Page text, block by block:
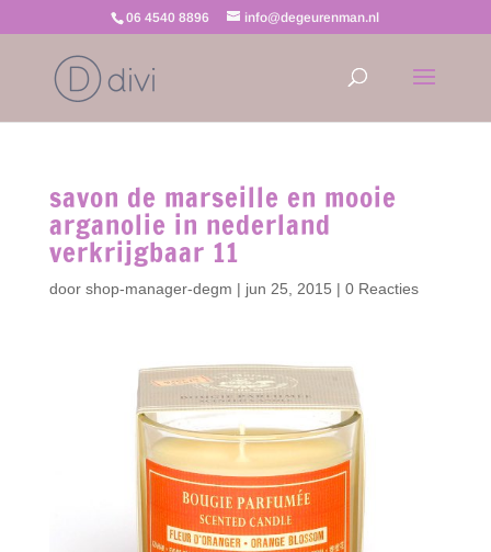
06 4540 8896 info@degeurenman.nl
savon de marseille en mooie
arganolie in nederland
verkrijgbaar 11
door shop-manager-degm | jun 25, 2015 | 0 Reacties